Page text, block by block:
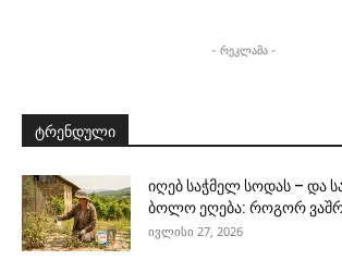
- რეკლამა -
ტრენდული
იღებ საჭმელ სოდას – და
ბოლო ეღება: როგორ
ივლისი 27, 2026